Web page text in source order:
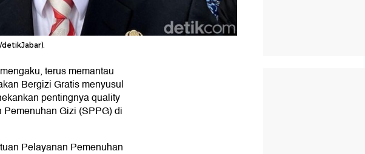
terus memantau
Bergizi Gratis menyusul
pentingnya quality
Gizi (SPPG) di
Pelayanan Pemenuhan